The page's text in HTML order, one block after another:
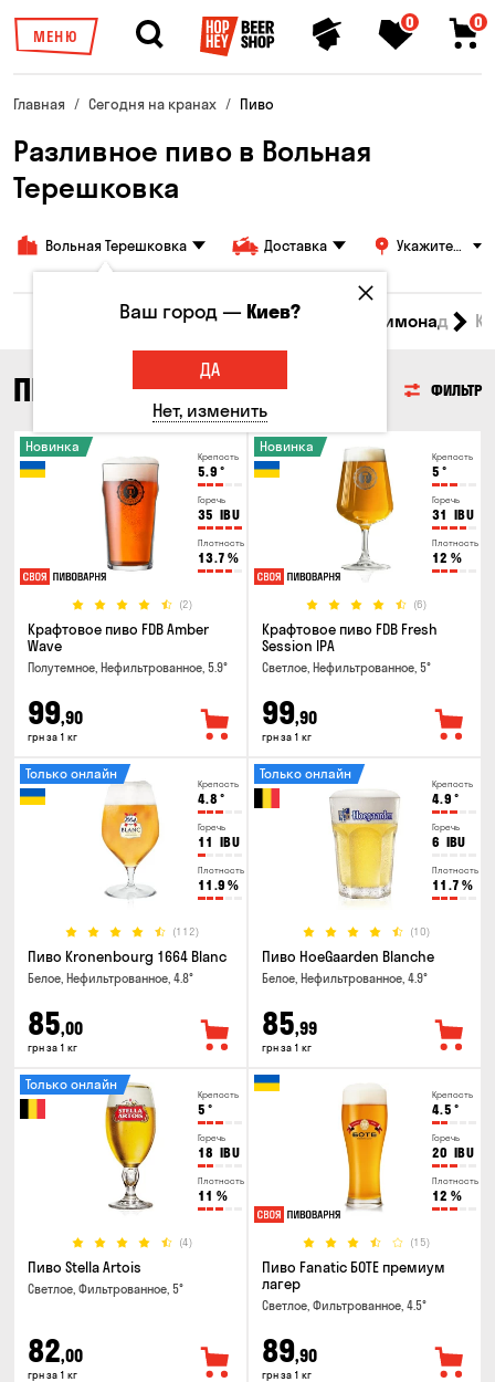
МЕНЮ
0 0
Главная Сегодня на кранах Пиво
Разливное пиво в Вольная
Терешковка
Вольная Терешковка Доставка
Укажите
Все товары Пиво Сидр Лимонад
ПИВО ФИЛЬТР
Крепость
5.9 °
Горечь
35 IBU
Плотность
13.7 %
(2)
Новинка
Крафтовое пиво FDB Amber
Wave
Полутемное, Нефильтрованное, 5.9°
99,90
грн за 1 кг
Крепость
5 °
Горечь
31 IBU
Плотность
12 %
(6)
Новинка
Крафтовое пиво FDB Fresh
Session IPA
Светлое, Нефильтрованное, 5°
99,90
грн за 1 кг
Крепость
4.8 °
Горечь
11 IBU
Плотность
11.9 %
(112)
Только онлайн
Пиво Kronenbourg 1664 Blanc
Белое, Нефильтрованное, 4.8°
85,00
грн за 1 кг
Крепость
4.9 °
Горечь
6 IBU
Плотность
11.7 %
(10)
Только онлайн
Пиво HoeGaarden Blanche
Белое, Нефильтрованное, 4.9°
85,99
грн за 1 кг
Крепость
5 °
Горечь
18 IBU
Плотность
11 %
(4)
Только онлайн
Пиво Stella Artois
Светлое, Фильтрованное, 5°
82,00
грн за 1 кг
Крепость
4.5 °
Горечь
20 IBU
Плотность
12 %
(15)
Пиво Fanatic БОТЕ премиум
лагер
Светлое, Фильтрованное, 4.5°
89,90
грн за 1 кг
Ваш город —Киев?
ДА
Нет, изменить